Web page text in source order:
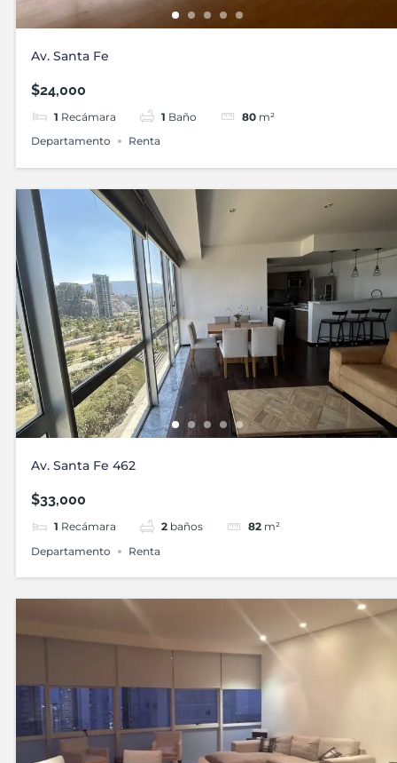
Av. Santa Fe
$24,000
1 Recámara 1 Baño 80 m²
Departamento
Renta
Av. Santa Fe 462
$33,000
1 Recámara 2 baños 82 m²
Departamento
Renta